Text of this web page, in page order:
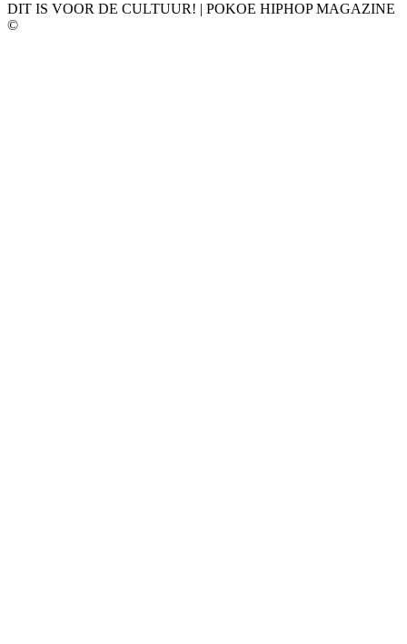
𝗣𝗢𝗞𝗢𝗘 𝗛𝗜𝗣𝗛𝗢𝗣 𝗠𝗔𝗚𝗔𝗭𝗜𝗡𝗘
DIT IS VOOR DE CULTUUR! | POKOE HIPHOP MAGAZINE
©